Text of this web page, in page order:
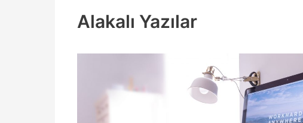
Alakalı Yazılar